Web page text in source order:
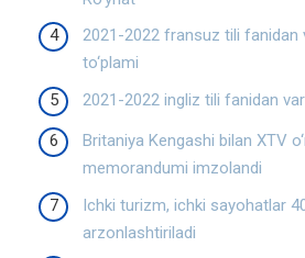
2021-2022 fransuz tili fanidan
to‘plami
2021-2022 ingliz tili fanidan
Britaniya Kengashi bilan XTV
memorandumi imzolandi
Ichki turizm, ichki sayohatlar
arzonlashtiriladi